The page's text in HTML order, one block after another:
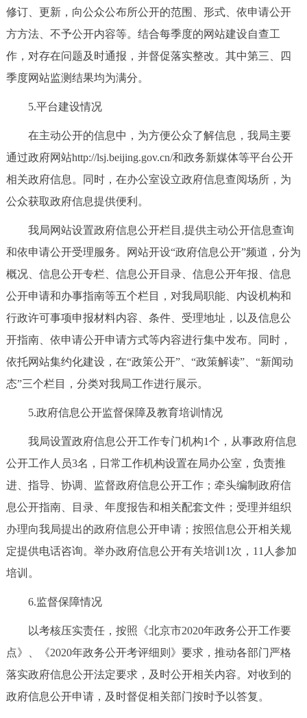
修订、更新，向公众公布所公开的范围、形式、依申请公开
方方法、不予公开内容等。结合每季度的网站建设自查工
作，对存在问题及时通报，并督促落实整改。其中第三、四
季度网站监测结果均为满分。
5.平台建设情况
在主动公开的信息中，为方便公众了解信息，我局主要
通过政府网站http://lsj.beijing.gov.cn/和政务新媒体等平台公开
相关政府信息。同时，在办公室设立政府信息查阅场所，为
公众获取政府信息提供便利。
我局网站设置政府信息公开栏目,提供主动公开信息查询
和依申请公开受理服务。网站开设“政府信息公开”频道，分为
概况、信息公开专栏、信息公开目录、信息公开年报、信息
公开申请和办事指南等五个栏目，对我局职能、内设机构和
行政许可事项申报材料内容、条件、受理地址，以及信息公
开指南、依申请公开申请方式等内容进行集中发布。同时，
依托网站集约化建设，在“政策公开”、“政策解读”、“新闻动
态”三个栏目，分类对我局工作进行展示。
5.政府信息公开监督保障及教育培训情况
我局设置政府信息公开工作专门机构1个，从事政府信息
公开工作人员3名，日常工作机构设置在局办公室，负责推
进、指导、协调、监督政府信息公开工作；牵头编制政府信
息公开指南、目录、年度报告和相关配套文件；受理并组织
办理向我局提出的政府信息公开申请；按照信息公开相关规
定提供电话咨询。举办政府信息公开有关培训1次，11人参加
培训。
6.监督保障情况
以考核压实责任，按照《北京市2020年政务公开工作要
点》、《2020年政务公开考评细则》要求，推动各部门严格
落实政府信息公开法定要求，及时公开相关内容。对收到的
政府信息公开申请，及时督促相关部门按时予以答复。